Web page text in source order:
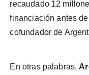
recaudado 12
financiación antes
cofundador de
En otras palabras,